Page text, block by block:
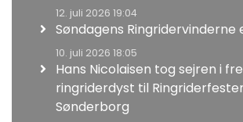
12. juli 2026 19:04
Søndagens Ringridervinderne
10. juli 2026 18:05
Hans Nicolaisen tog sejren i
ringriderdyst til
Sønderborg